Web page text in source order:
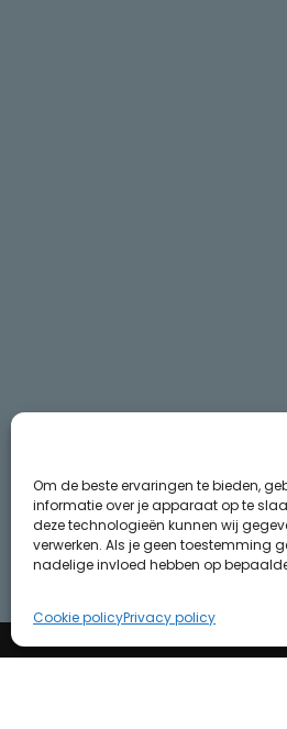
Om de beste ervaringen te bieden,
informatie over je apparaat op te
deze technologieën kunnen wij
verwerken. Als je geen toestemming
nadelige invloed hebben op
Cookie policyPrivacy policy